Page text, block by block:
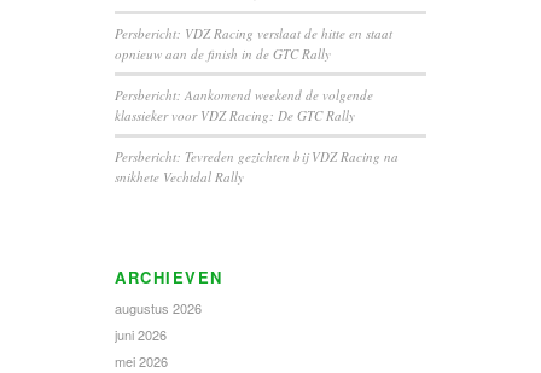
Persbericht: VDZ Racing verslaat de hitte en staat
opnieuw aan de finish in de GTC Rally
Persbericht: Aankomend weekend de volgende
klassieker voor VDZ Racing: De GTC Rally
Persbericht: Tevreden gezichten bij VDZ Racing na
snikhete Vechtdal Rally
ARCHIEVEN
augustus 2026
juni 2026
mei 2026